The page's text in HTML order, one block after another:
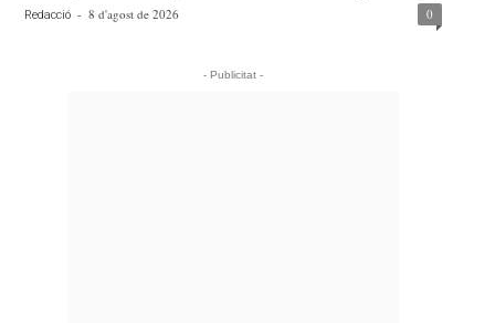
Redacció - 8 d'agost de 2026 0
- Publicitat -